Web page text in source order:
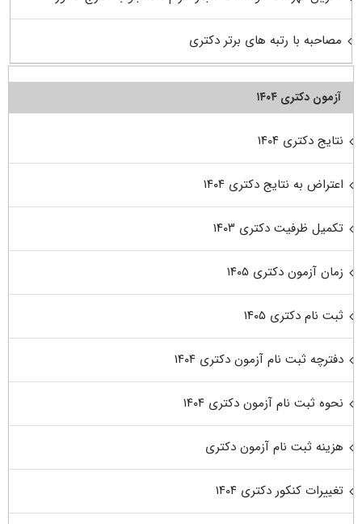
مصاحبه با رتبه های برتر دکتری
آزمون دکتری ۱۴۰۴
نتایج دکتری ۱۴۰۴
اعتراض به نتایج دکتری ۱۴۰۴
تکمیل ظرفیت دکتری ۱۴۰۳
زمان آزمون دکتری ۱۴۰۵
ثبت نام دکتری ۱۴۰۵
دفترچه ثبت نام آزمون دکتری ۱۴۰۴
نحوه ثبت نام آزمون دکتری ۱۴۰۴
هزینه ثبت نام آزمون دکتری
تغییرات کنکور دکتری ۱۴۰۴